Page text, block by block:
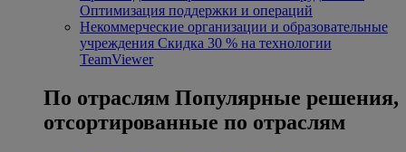
Оптимизация поддержки и операций
Некоммерческие организации и образовательные
учреждения Скидка 30 % на технологии
TeamViewer
По отраслям Популярные решения,
отсортированные по отраслям